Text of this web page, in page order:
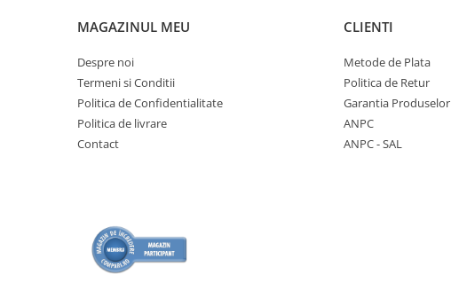
MAGAZINUL MEU
Despre noi
Termeni si Conditii
Politica de Confidentialitate
Politica de livrare
Contact
CLIENTI
Metode de Plata
Politica de Retur
Garantia Produselor
ANPC
ANPC - SAL